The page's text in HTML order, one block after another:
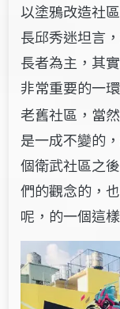
以塗鴉改造社
長邱秀迷坦言
長者為主，其
非常重要的一
老舊社區，當
是一成不變的
個衛武社區之
們的觀念的，
呢，的一個這